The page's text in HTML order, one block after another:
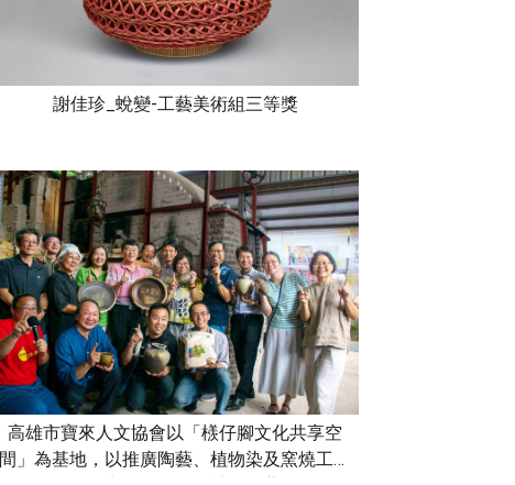
謝佳珍_蛻變-工藝美術組三等獎
高雄市寶來人文協會以「檨仔腳文化共享空
間」為基地，以推廣陶藝、植物染及窯燒工藝